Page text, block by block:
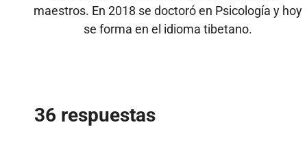
maestros. En 2018 se doctoró en Psicología y hoy
se forma en el idioma tibetano.
36 respuestas